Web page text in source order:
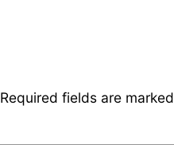
Required fields are marked